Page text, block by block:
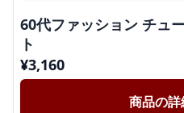
60代ファッション チュ
ト
¥3,160
商品の